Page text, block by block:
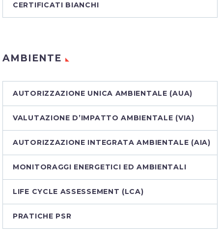
CERTIFICATI BIANCHI
AMBIENTE
AUTORIZZAZIONE UNICA AMBIENTALE (AUA)
VALUTAZIONE D’IMPATTO AMBIENTALE (VIA)
AUTORIZZAZIONE INTEGRATA AMBIENTALE (AIA)
MONITORAGGI ENERGETICI ED AMBIENTALI
LIFE CYCLE ASSESSEMENT (LCA)
PRATICHE PSR